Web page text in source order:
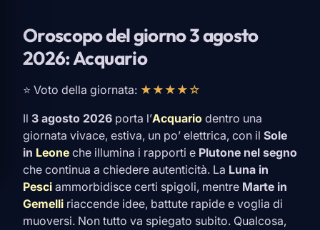
Oroscopo del giorno 3 agosto
2026: Acquario
⭐ Voto della giornata: ★★★★☆
Il 3 agosto 2026 porta l’Acquario dentro una
giornata vivace, estiva, un po’ elettrica, con il Sole
in Leone che illumina i rapporti e Plutone nel segno
che continua a chiedere autenticità. La Luna in
Pesci ammorbidisce certi spigoli, mentre Marte in
Gemelli riaccende idee, battute rapide e voglia di
muoversi. Non tutto va spiegato subito. Qualcosa,